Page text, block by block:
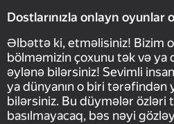
Dostlarınızla onlayn oyunlar
Əlbəttə ki, etməlisiniz! Bizim
bölməmizin çoxunu tək və ya
əylənə bilərsiniz! Sevimli
ya dünyanın o biri tərəfindən
bilərsiniz. Bu düymələr özləri
basılmayacaq, bəs nəyi